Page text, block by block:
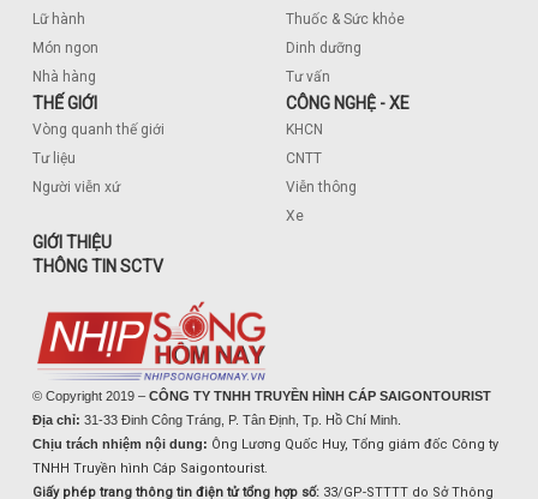
Lữ hành
Món ngon
Nhà hàng
Thuốc & Sức khỏe
Dinh dưỡng
Tư vấn
THẾ GIỚI
Vòng quanh thế giới
Tư liệu
Người viễn xứ
CÔNG NGHỆ - XE
KHCN
CNTT
Viễn thông
Xe
GIỚI THIỆU
THÔNG TIN SCTV
© Copyright 2019 – CÔNG TY TNHH TRUYỀN HÌNH CÁP SAIGONTOURIST
Địa chỉ: 31-33 Đinh Công Tráng, P. Tân Định, Tp. Hồ Chí Minh.
Chịu trách nhiệm nội dung: Ông Lương Quốc Huy, Tổng giám đốc Công ty
TNHH Truyền hình Cáp Saigontourist.
Giấy phép trang thông tin điện tử tổng hợp số: 33/GP-STTTT do Sở Thông